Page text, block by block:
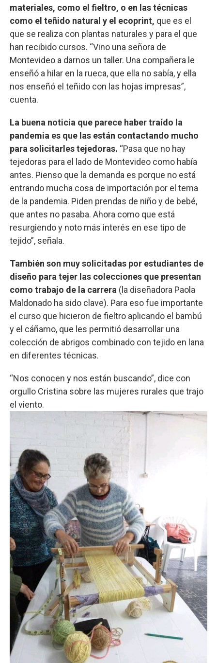
materiales, como el fieltro, o en las técnicas
como el teñido natural y el ecoprint, que es el
que se realiza con plantas naturales y para el que
han recibido cursos. “Vino una señora de
Montevideo a darnos un taller. Una compañera le
enseñó a hilar en la rueca, que ella no sabía, y ella
nos enseñó el teñido con las hojas impresas”,
cuenta.
La buena noticia que parece haber traído la
pandemia es que las están contactando mucho
para solicitarles tejedoras. “Pasa que no hay
tejedoras para el lado de Montevideo como había
antes. Pienso que la demanda es porque no está
entrando mucha cosa de importación por el tema
de la pandemia. Piden prendas de niño y de bebé,
que antes no pasaba. Ahora como que está
resurgiendo y noto más interés en ese tipo de
tejido”, señala.
También son muy solicitadas por estudiantes de
diseño para tejer las colecciones que presentan
como trabajo de la carrera (la diseñadora Paola
Maldonado ha sido clave). Para eso fue importante
el curso que hicieron de fieltro aplicando el bambú
y el cáñamo, que les permitió desarrollar una
colección de abrigos combinado con tejido en lana
en diferentes técnicas.
“Nos conocen y nos están buscando”, dice con
orgullo Cristina sobre las mujeres rurales que trajo
el viento.